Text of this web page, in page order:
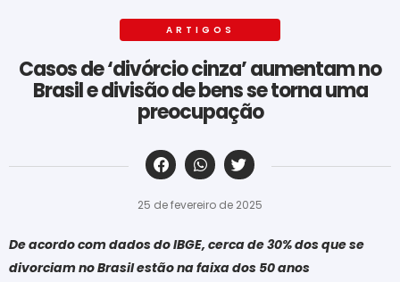
ARTIGOS
Casos de ‘divórcio cinza’ aumentam no
Brasil e divisão de bens se torna uma
preocupação
‎ ‎ ‎ ‎ ‎ ‎ ‎ ‎ ‎ ‎ ‎ ‎ ‎ ‎ ‎ ‎ ‎ ‎ ‎ ‎ ‎ ‎ ‎ ‎ ‎ ‎ ‎ ‎ ‎ ‎ ‎
25 de fevereiro de 2025
De acordo com dados do IBGE, cerca de 30% dos que se
divorciam no Brasil estão na faixa dos 50 anos